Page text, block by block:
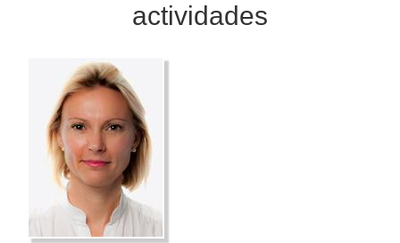
actividades